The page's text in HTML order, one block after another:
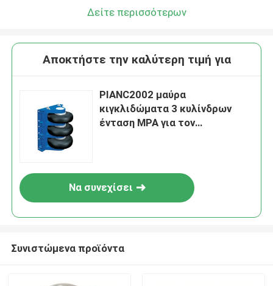
Δείτε περισσότερων
Αποκτήστε την καλύτερη τιμή για
PIANC2002 μαύρα
κιγκλιδώματα 3 κυλίνδρων
ένταση MPA για τον
Να συνεχίσει
Συνιστώμενα προϊόντα